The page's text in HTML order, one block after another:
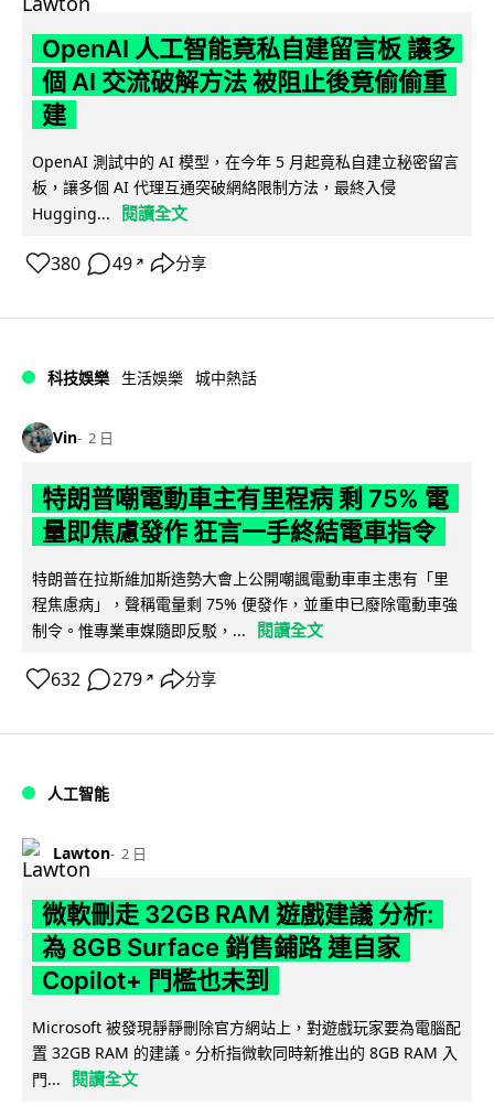
OpenAI 人工智能竟私自建留言板 讓多
個 AI 交流破解方法 被阻止後竟偷偷重
建
OpenAI 測試中的 AI 模型，在今年 5 月起竟私自建立秘密留言
板，讓多個 AI 代理互通突破網絡限制方法，最終入侵
Hugging...
閱讀全文
380 49 ↗ 分享
科技娛樂 生活娛樂 城中熱話
Vin 2 日
特朗普嘲電動車主有里程病 剩 75% 電
量即焦慮發作 狂言一手終結電車指令
特朗普在拉斯維加斯造勢大會上公開嘲諷電動車車主患有「里
程焦慮病」，聲稱電量剩 75% 便發作，並重申已廢除電動車強
制令。惟專業車媒隨即反駁，...
閱讀全文
632 279 ↗ 分享
人工智能
Lawton 2 日
微軟刪走 32GB RAM 遊戲建議 分析:
為 8GB Surface 銷售鋪路 連自家
Copilot+ 門檻也未到
Microsoft 被發現靜靜刪除官方網站上，對遊戲玩家要為電腦配
置 32GB RAM 的建議。分析指微軟同時新推出的 8GB RAM 入
門...
閱讀全文